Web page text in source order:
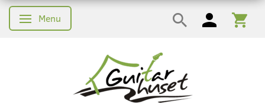
Skifte navigation
Menu